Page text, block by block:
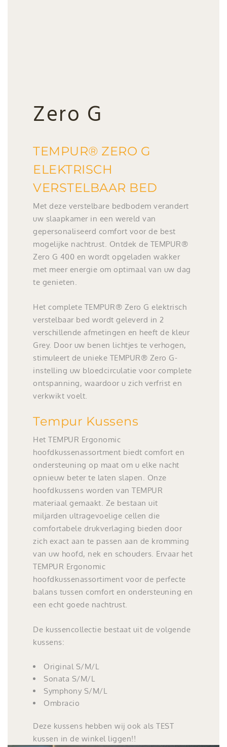
Zero G
TEMPUR® ZERO G
ELEKTRISCH
VERSTELBAAR BED
Met deze verstelbare bedbodem verandert
uw slaapkamer in een wereld van
gepersonaliseerd comfort voor de best
mogelijke nachtrust. Ontdek de TEMPUR®
Zero G 400 en wordt opgeladen wakker
met meer energie om optimaal van uw dag
te genieten.
Het complete TEMPUR® Zero G elektrisch
verstelbaar bed wordt geleverd in 2
verschillende afmetingen en heeft de kleur
Grey. Door uw benen lichtjes te verhogen,
stimuleert de unieke TEMPUR® Zero G-
instelling uw bloedcirculatie voor complete
ontspanning, waardoor u zich verfrist en
verkwikt voelt.
Tempur Kussens
Het TEMPUR Ergonomic
hoofdkussenassortment biedt comfort en
ondersteuning op maat om u elke nacht
opnieuw beter te laten slapen. Onze
hoofdkussens worden van TEMPUR
materiaal gemaakt. Ze bestaan uit
miljarden ultragevoelige cellen die
comfortabele drukverlaging bieden door
zich exact aan te passen aan de kromming
van uw hoofd, nek en schouders. Ervaar het
TEMPUR Ergonomic
hoofdkussenassortiment voor de perfecte
balans tussen comfort en ondersteuning en
een echt goede nachtrust.
De kussencollectie bestaat uit de volgende
kussens:
Original S/M/L
Sonata S/M/L
Symphony S/M/L
Ombracio
Deze kussens hebben wij ook als TEST
kussen in de winkel liggen!!